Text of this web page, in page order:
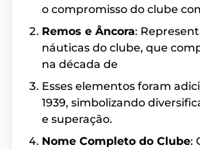
o compromisso do clube
Remos e Âncora:
náuticas do clube, que
na década de
Esses elementos foram
1939, simbolizando
e superação.
Nome Completo do Clube: